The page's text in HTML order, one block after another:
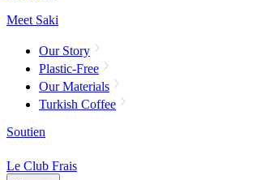
Meet Saki
Our Story
Plastic-Free
Our Materials
Turkish Coffee
Soutien
Le Club Frais